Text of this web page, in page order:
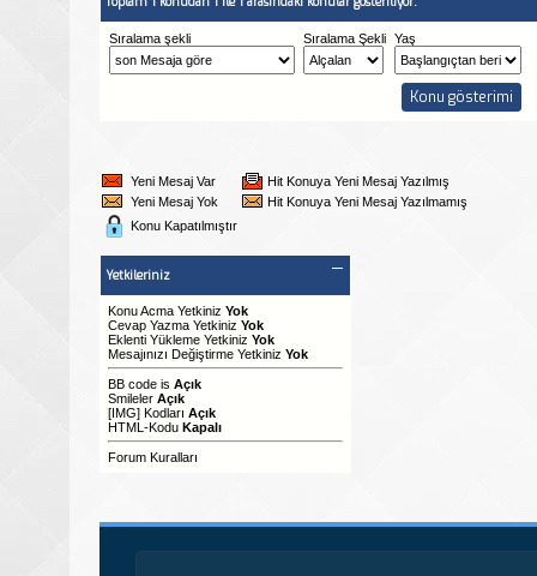
Sıralama şekli Sıralama Şekli Yaş
Yeni Mesaj Var
Hit Konuya Yeni Mesaj Yazılmış
Yeni Mesaj Yok
Hit Konuya Yeni Mesaj Yazılmamış
Konu Kapatılmıştır
Yetkileriniz
Konu Acma Yetkiniz Yok
Cevap Yazma Yetkiniz Yok
Eklenti Yükleme Yetkiniz Yok
Mesajınızı Değiştirme Yetkiniz Yok
BB code is Açık
Smileler Açık
[IMG] Kodları Açık
HTML-Kodu Kapalı
Forum Kuralları